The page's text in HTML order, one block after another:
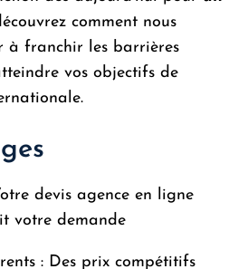
comment nous
à franchir les barrières
vos objectifs de
devis agence en ligne
votre demande
: Des prix compétitifs